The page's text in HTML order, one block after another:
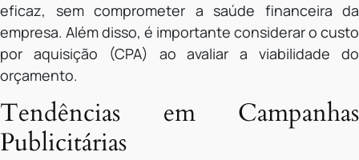
eficaz, sem comprometer a saúde financeira da
empresa. Além disso, é importante considerar o custo
por aquisição (CPA) ao avaliar a viabilidade do
orçamento.
Tendências em Campanhas
Publicitárias